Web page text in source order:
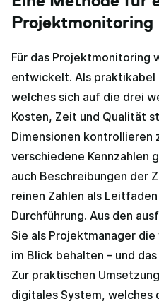
Projektmonitoring
Für das Projektmonitoring
entwickelt. Als praktikabel
welches sich auf die drei
Kosten, Zeit und Qualität
Dimensionen kontrollieren
verschiedene Kennzahlen
auch Beschreibungen der
reinen Zahlen als
Durchführung. Aus den
Sie als Projektmanager
im Blick behalten – und
Zur praktischen
digitales System, welches